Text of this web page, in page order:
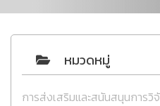
หมวดหมู่
การส่งเสริมและสนันสนุนการวิ